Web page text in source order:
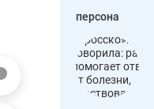
персона